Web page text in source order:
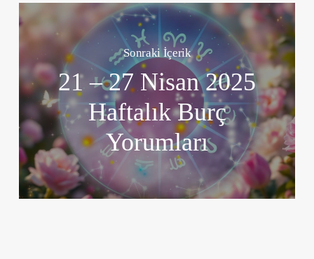
Sonraki İçerik
21 – 27 Nisan 2025
Haftalık Burç
Yorumları